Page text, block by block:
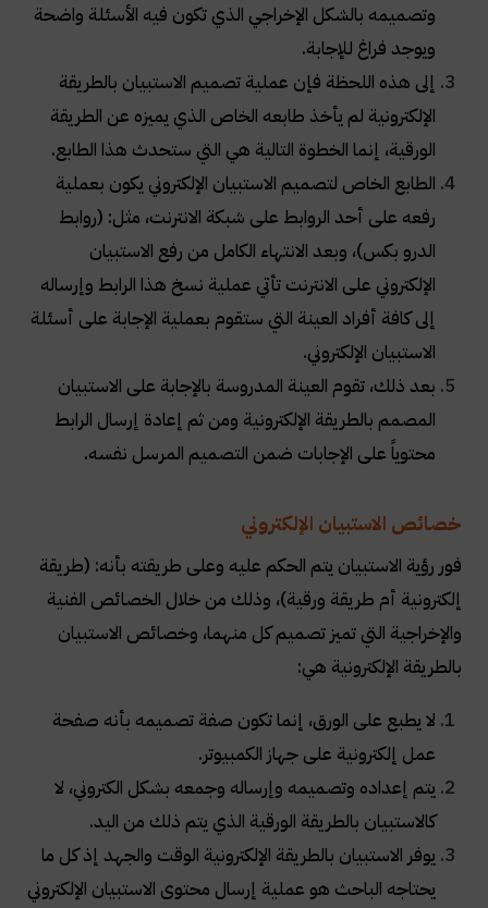
وتصميمه بالشكل الإخراجي الذي تكون فيه الأسئلة واضحة
ويوجد فراغ للإجابة.
إلى هذه اللحظة فإن عملية تصميم الاستبيان بالطريقة
الإلكترونية لم يأخذ طابعه الخاص الذي يميزه عن الطريقة
الورقية، إنما الخطوة التالية هي التي ستحدث هذا الطابع.
الطابع الخاص لتصميم الاستبيان الإلكتروني يكون بعملية
رفعه على أحد الروابط على شبكة الانترنت، مثل: (روابط
الدرو بكس)، وبعد الانتهاء الكامل من رفع الاستبيان
الإلكتروني على الانترنت تأتي عملية نسخ هذا الرابط وإرساله
إلى كافة أفراد العينة التي ستقوم بعملية الإجابة على أسئلة
الاستبيان الإلكتروني.
بعد ذلك، تقوم العينة المدروسة بالإجابة على الاستبيان
المصمم بالطريقة الإلكترونية ومن ثم إعادة إرسال الرابط
محتوياً على الإجابات ضمن التصميم المرسل نفسه.
خصائص الاستبيان الإلكتروني
فور رؤية الاستبيان يتم الحكم عليه وعلى طريقته بأنه: (طريقة
إلكترونية أم طريقة ورقية)، وذلك من خلال الخصائص الفنية
والإخراجية التي تميز تصميم كل منهما، وخصائص الاستبيان
بالطريقة الإلكترونية هي:
لا يطبع على الورق، إنما تكون صفة تصميمه بأنه صفحة
عمل إلكترونية على جهاز الكمبيوتر.
يتم إعداده وتصميمه وإرساله وجمعه بشكل الكتروني، لا
كالاستبيان بالطريقة الورقية الذي يتم ذلك من اليد.
يوفر الاستبيان بالطريقة الإلكترونية الوقت والجهد إذ كل ما
يحتاجه الباحث هو عملية إرسال محتوى الاستبيان الإلكتروني